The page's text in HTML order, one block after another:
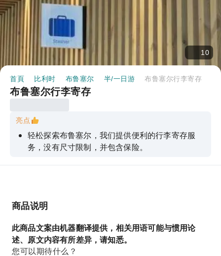
10
首頁 比利时 布鲁塞尔 半/一日游 布鲁塞尔行李寄存
布鲁塞尔行李寄存
亮点
轻松探索布鲁塞尔，我们提供便利的行李寄存服
务，没有尺寸限制，并包含保险。
商品说明
此商品文案由机器翻译提供，相关用语可能与惯用论
述、原文内容有所差异，请知悉。
您可以期待什么？